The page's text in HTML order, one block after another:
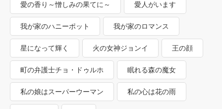
愛の香り～憎しみの果てに～ 愛人がいます
我が家のハニーポット 我が家のロマンス
星になって輝く 火の女神ジョンイ 王の顔
町の弁護士チョ・ドゥルホ 眠れる森の魔女
私の娘はスーパーウーマン 私の心は花の雨